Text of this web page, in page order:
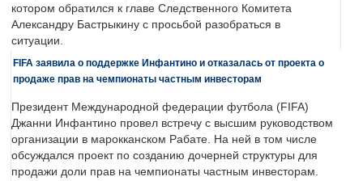
котором обратился к главе Следственного Комитета
Александру Бастрыкину с просьбой разобраться в
ситуации.
FIFA заявила о поддержке Инфантино и отказалась от проекта о
продаже прав на чемпионаты частным инвесторам
Президент Международной федерации футбола (FIFA)
Джанни Инфантино провел встречу с высшим руководством
организации в марокканском Рабате. На ней в том числе
обсуждался проект по созданию дочерней структуры для
продажи доли прав на чемпионаты частным инвесторам.